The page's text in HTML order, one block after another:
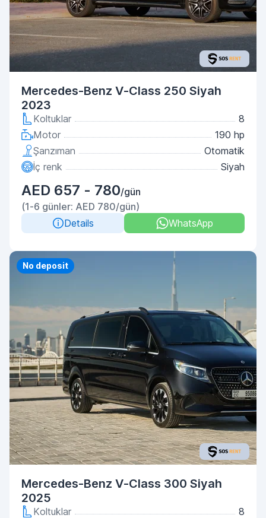
Mercedes-Benz V-Class 250 Siyah
2023
Koltuklar
8
Motor
190 hp
Şanzıman
Otomatik
İç renk
Siyah
AED 657 - 780/gün
(1-6 günler: AED 780/gün)
Details
WhatsApp
No deposit
Mercedes-Benz V-Class 300 Siyah
2025
Koltuklar
8